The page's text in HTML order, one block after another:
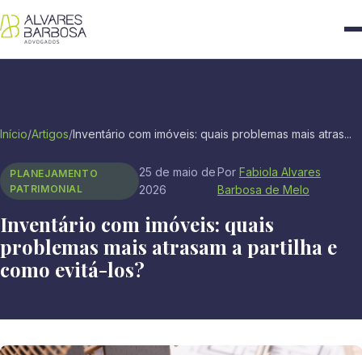
Início/Artigos/Inventário com imóveis: quais problemas mais atras...
PLANEJAMENTO
PATRIMONIAL
25 de maio de
2026
Por Fabiola Alvares
Barbosa de Melo
Inventário com imóveis: quais
problemas mais atrasam a partilha e
como evitá-los?